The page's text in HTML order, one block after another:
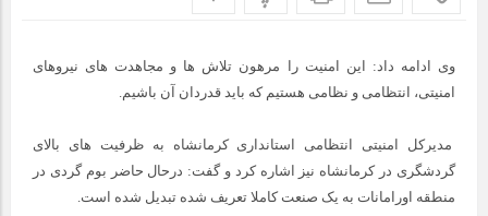
وی ادامه داد: این امنیت را مرهون تلاش ها و مجاهدت های نیروهای
امنیتی، انتظامی و نظامی هستیم که باید قدردان آن باشیم.
مدیرکل امنیتی انتظامی استانداری کرمانشاه به ظرفیت های بالای
گردشگری در کرمانشاه نیز اشاره کرد و گفت: درحال حاضر بوم گردی در
منطقه اورامانات به یک صنعت کاملا تعریف شده تبدیل شده است.